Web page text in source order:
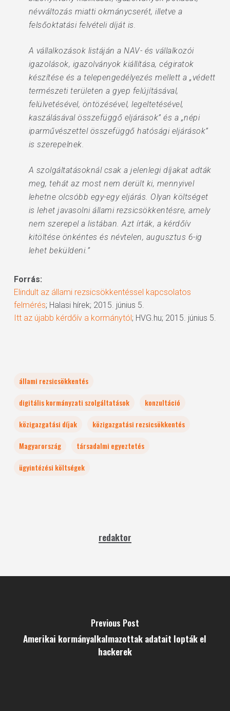
névváltozás miatti okmánycserét, illetve a
felsőoktatási felvételi díját is.
A vállalkozások listáján a NAV- és vállalkozói
igazolások, igazolványok kiállítása, cégiratok
készítése és a telepengedélyezés mellett a „védett
természeti területen a gyep felújításával,
felülvetésével, öntözésével, legeltetésével,
kaszálásával összefüggő eljárások” és a „népi
iparművészettel összefüggő hatósági eljárások”
is szerepelnek.
A szolgáltatásoknál csak a jelenlegi díjakat adták
meg, tehát az most nem derült ki, mennyivel
lehetne olcsóbb egy-egy eljárás. Olyan költséget
is lehet javasolni állami rezsicsökkentésre, amely
nem szerepel a listában. Azt írták, a kérdőív
kitöltése önkéntes és névtelen, augusztus 6-ig
lehet beküldeni.”
Forrás:
Elindult az állami rezsicsökkentéssel kapcsolatos
felmérés; Halasi hírek; 2015. június 5.
Itt az újabb kérdőív a kormánytól; HVG.hu; 2015. június 5.
állami rezsicsökkentés
digitális kormányzati szolgáltatások
konzultáció
közigazgatási díjak
közigazgatási rezsicsökkentés
Magyarország
társadalmi egyeztetés
ügyintézési költségek
redaktor
Previous Post
Amerikai kormányalkalmazottak adatait lopták el
hackerek